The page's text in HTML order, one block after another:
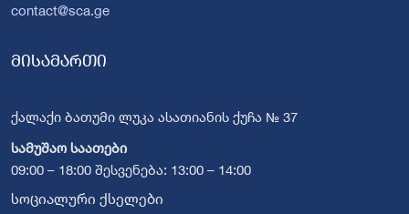
contact@sca.ge
მისამართი
ქალაქი ბათუმი ლუკა ასათიანის ქუჩა № 37
სამუშაო საათები
09:00 – 18:00 შესვენება: 13:00 – 14:00
სოციალური ქსელები